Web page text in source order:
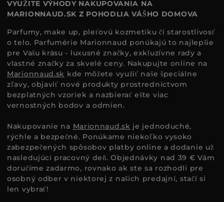
VYUŽITE VÝHODY NAKUPOVANIA NA
MARIONNAUD.SK Z POHODLIA VÁŠHO DOMOVA
Parfumy, make up, pleťovú kozmetiku či starostlivosť
o telo. Parfumérie Marionnaud ponúkajú to najlepšie
pre Vašu krásu - luxusné značky, exkluzívne rady a
vlastné značky za skvelé ceny. Nakupujte online na
Marionnaud.sk kde môžete využiť naše špeciálne
zľavy, objaviť nové produkty prostredníctvom
bezplatných vzoriek a nazbierať ešte viac
vernostných bodov a odmien.
Nakupovanie na Marionnaud.sk je jednoduché,
rýchle a bezpečné. Ponúkame niekoľko vysoko
zabezpečených spôsobov platby online a dodanie už
nasledujúci pracovný deň. Objednávky nad 39 € Vám
doručíme zadarmo, rovnako ak ste sa rozhodli pre
osobný odber v niektorej z našich predajní, stačí si
len vybrať!